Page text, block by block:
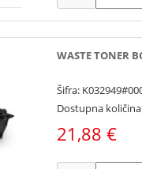
WASTE TONER
Šifra:
Dostupna
21,88 €